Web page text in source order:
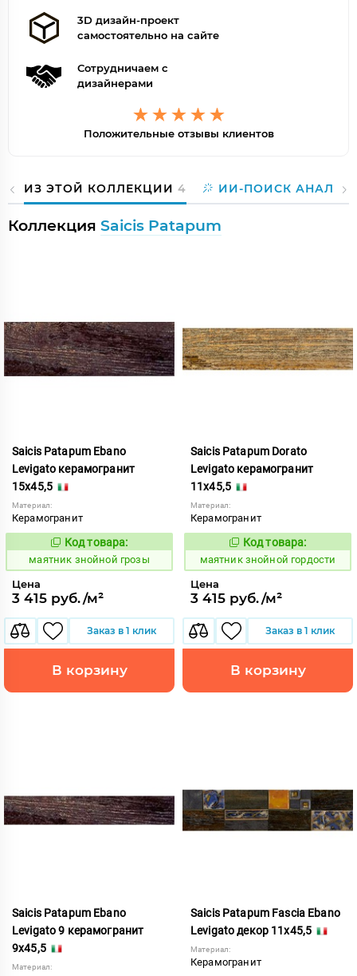
3D дизайн-проект
самостоятельно на сайте
Сотрудничаем с
дизайнерами
Положительные отзывы клиентов
ИЗ ЭТОЙ КОЛЛЕКЦИИ 4 ИИ-ПОИСК
Коллекция Saicis Patapum
Saicis Patapum Ebano
Levigato керамогранит
15x45,5
Материал:
Керамогранит
925894
Код товара:
маятник знойной грозы
Цена
3 415 руб./м²
Заказ в 1 клик
В корзину
Saicis Patapum Dorato
Levigato керамогранит
11x45,5
Материал:
Керамогранит
925893
Код товара:
маятник знойной гордости
Цена
3 415 руб./м²
Заказ в 1 клик
В корзину
Saicis Patapum Ebano
Levigato 9 керамогранит
9x45,5
Материал:
Saicis Patapum Fascia Ebano
Levigato декор 11x45,5
Материал:
Керамогранит